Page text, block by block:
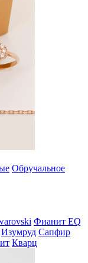
Обручальное
Фианит EQ
Изумруд Сапфир
Кварц